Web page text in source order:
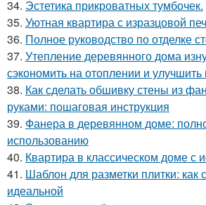
34. Эстетика прикроватных тумбочек.
35. Уютная квартира с изразцовой
36. Полное руководство по отделке
37. Утепление деревянного дома
сэкономить на отоплении и
38. Как сделать обшивку стены из
руками: пошаговая инструкция
39. Фанера в деревянном доме:
использованию
40. Квартира в классическом доме с
41. Шаблон для разметки плитки: как
идеальной